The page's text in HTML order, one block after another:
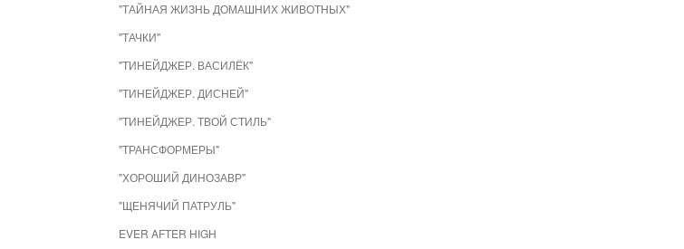
"ТАЙНАЯ ЖИЗНЬ ДОМАШНИХ ЖИВОТНЫХ"
"ТАЧКИ"
"ТИНЕЙДЖЕР. ВАСИЛЁК"
"ТИНЕЙДЖЕР. ДИСНЕЙ"
"ТИНЕЙДЖЕР. ТВОЙ СТИЛЬ"
"ТРАНСФОРМЕРЫ"
"ХОРОШИЙ ДИНОЗАВР"
"ЩЕНЯЧИЙ ПАТРУЛЬ"
EVER AFTER HIGH